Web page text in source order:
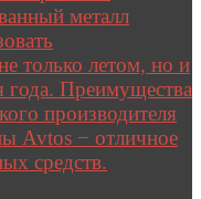
металл
только летом, но и
года. Преимущества
производителя
Avtos − отличное
средств.